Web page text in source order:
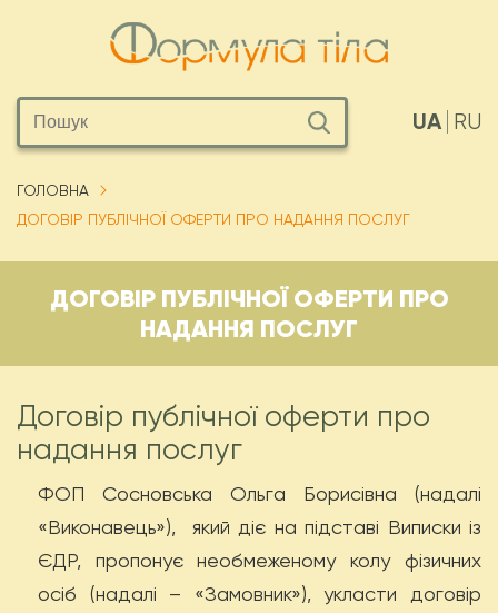
RU
UA
ГОЛОВНА
ДОГОВІР ПУБЛІЧНОЇ ОФЕРТИ ПРО НАДАННЯ ПОСЛУГ
ДОГОВІР ПУБЛІЧНОЇ ОФЕРТИ ПРО
НАДАННЯ ПОСЛУГ
Договір публічної оферти про
надання послуг
ФОП Сосновська Ольга Борисівна
(надалі
«Виконавець»),
який діє на підставі Виписки із
ЄДР, пропонує необмеженому колу фізичних
осіб (надалі – «Замовник»), укласти договір